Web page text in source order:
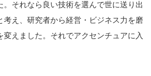
。それなら良い技術を選んで世に送り出
考え、研究者から経営・ビジネス力を磨
変えました。それでアクセンチュアに入